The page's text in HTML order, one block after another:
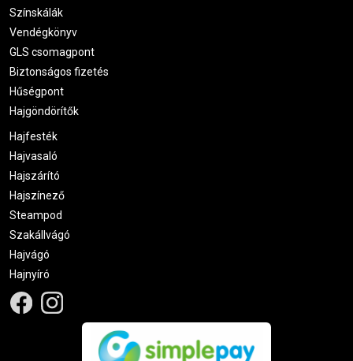
Színskálák
Vendégkönyv
GLS csomagpont
Biztonságos fizetés
Hűségpont
Hajgöndörítők
Hajfesték
Hajvasaló
Hajszárító
Hajszínező
Steampod
Szakállvágó
Hajvágó
Hajnyíró